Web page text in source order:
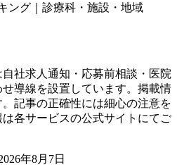
自社求人通知・応募前相談・医院
導線を設置しています。掲載情
記事の正確性には細心の注意を
各サービスの公式サイトにてご
年8月7日